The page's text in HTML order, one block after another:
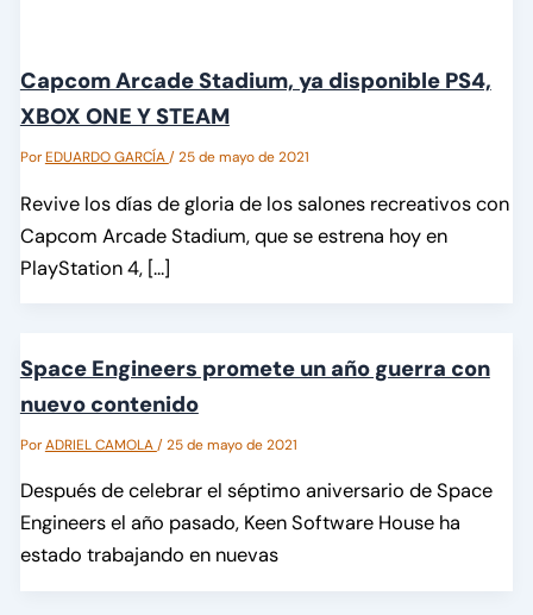
Capcom Arcade Stadium, ya disponible PS4,
XBOX ONE Y STEAM
PorEDUARDO GARCÍA/25 de mayo de 2021
Revive los días de gloria de los salones recreativos con
Capcom Arcade Stadium, que se estrena hoy en
PlayStation 4, […]
Space Engineers promete un año guerra con
nuevo contenido
PorADRIEL CAMOLA/25 de mayo de 2021
Después de celebrar el séptimo aniversario de Space
Engineers el año pasado, Keen Software House ha
estado trabajando en nuevas